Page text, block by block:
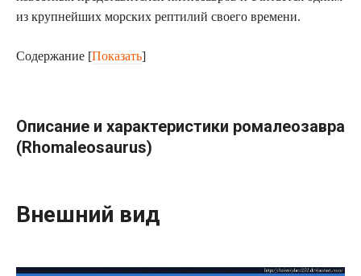
из крупнейших морских рептилий своего времени.
Содержание [Показать]
Описание и характеристики ромалеозавра
(Rhomaleosaurus)
Внешний вид